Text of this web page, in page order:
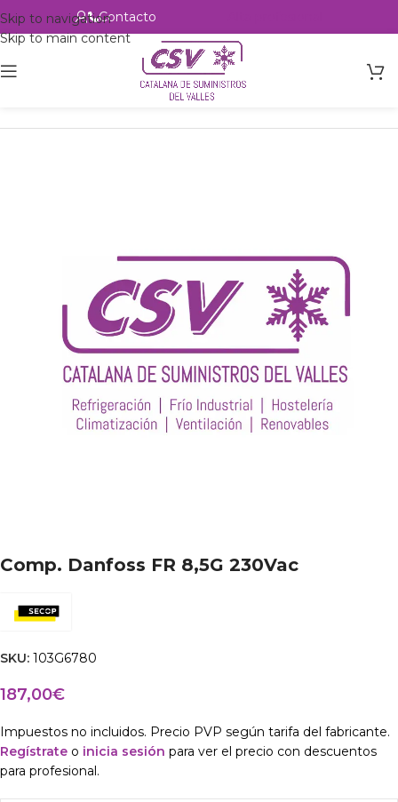
Skip to navigation
Skip to main content
Contacto
csvalles
Comp. Danfoss FR 8,5G 230Vac
SKU: 103G6780
187,00€
Impuestos no incluidos. Precio PVP según tarifa del fabricante.
Regístrate o inicia sesión para ver el precio con descuentos
para profesional.